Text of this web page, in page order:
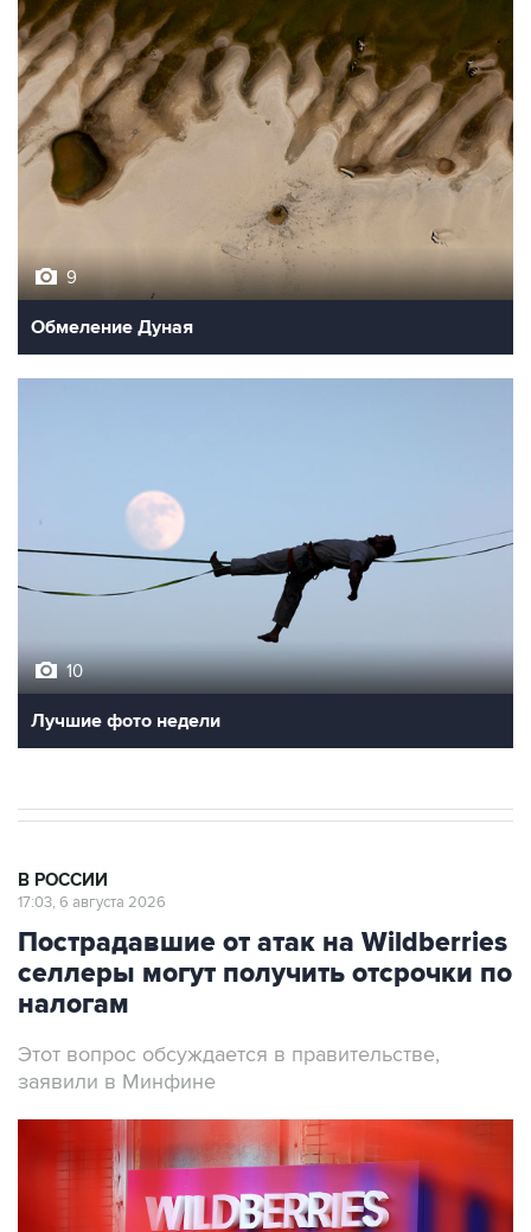
9
Обмеление Дуная
10
Лучшие фото недели
В РОССИИ
17:03, 6 августа 2026
Пострадавшие от атак на Wildberries
селлеры могут получить отсрочки по
налогам
Этот вопрос обсуждается в правительстве,
заявили в Минфине